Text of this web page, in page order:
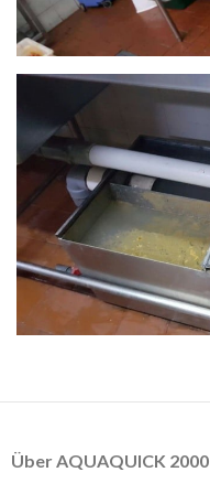
Über AQUAQUICK 2000